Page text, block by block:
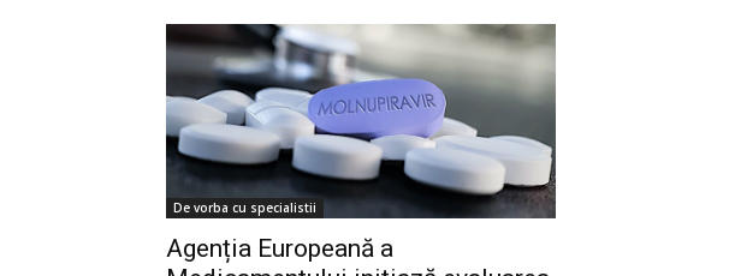
De vorba cu specialistii
Agenția Europeană a